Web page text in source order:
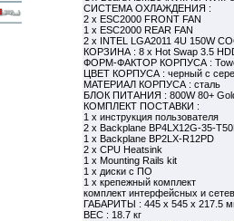
СИСТЕМА ОХЛАЖДЕНИЯ :
2 x ESC2000 FRONT FAN
1 x ESC2000 REAR FAN
2 x INTEL LGA2011 4U 150W
КОРЗИНА : 8 x Hot Swap 3.5
ФОРМ-ФАКТОР КОРПУСА :
ЦВЕТ КОРПУСА : черный с
МАТЕРИАЛ КОРПУСА : сталь
БЛОК ПИТАНИЯ : 800W 80+
КОМПЛЕКТ ПОСТАВКИ :
1 x инструкция пользователя
2 x Backplane BP4LX12G-35-
1 x Backplane BP2LX-R12PD
2 x CPU Heatsink
1 x Mounting Rails kit
1 x диски с ПО
1 x крепежный комплект
комплект интерфейсных и
ГАБАРИТЫ : 445 x 545 x 217.5
ВЕС : 18.7 кг